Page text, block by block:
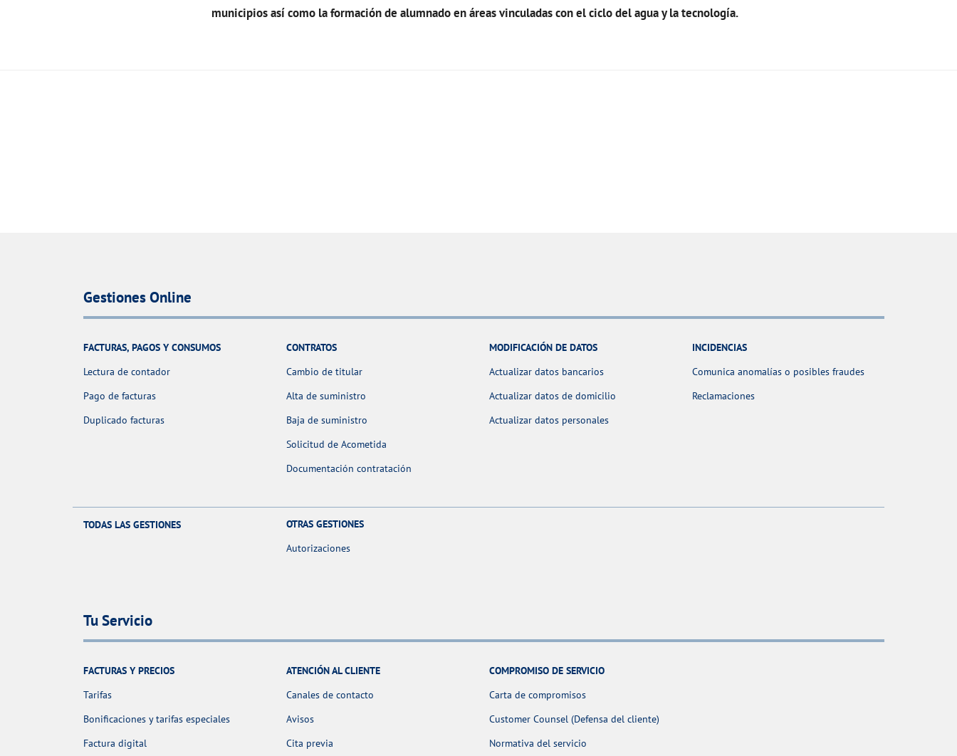
municipios así como la formación de alumnado en áreas vinculadas con el ciclo del agua y la tecnología.
Gestiones Online
FACTURAS, PAGOS Y CONSUMOS
Lectura de contador
Pago de facturas
Duplicado facturas
CONTRATOS
Cambio de titular
Alta de suministro
Baja de suministro
Solicitud de Acometida
Documentación contratación
MODIFICACIÓN DE DATOS
Actualizar datos bancarios
Actualizar datos de domicilio
Actualizar datos personales
INCIDENCIAS
Comunica anomalías o posibles fraudes
Reclamaciones
TODAS LAS GESTIONES
OTRAS GESTIONES
Autorizaciones
Tu Servicio
FACTURAS Y PRECIOS
Tarifas
Bonificaciones y tarifas especiales
Factura digital
ATENCIÓN AL CLIENTE
Canales de contacto
Avisos
Cita previa
COMPROMISO DE SERVICIO
Carta de compromisos
Customer Counsel (Defensa del cliente)
Normativa del servicio